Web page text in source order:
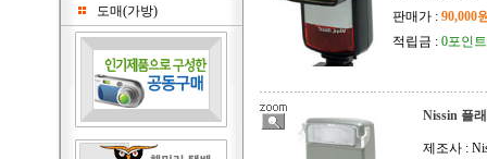
도매(가방)
판매가 : 90,000
적립금 : 0포인트
Nissin 플
제조사 :